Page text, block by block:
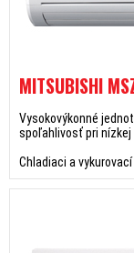
MITSUBISHI
Vysokovýkonné
spoľahlivosť pri nízkej
Chladiaci a vykurovací